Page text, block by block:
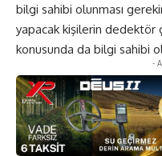
bilgi sahibi olunması
yapacak kişilerin dedektör
konusunda da bilgi sahibi
-